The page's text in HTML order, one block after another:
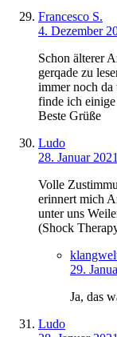
Francesco S.
4. Dezember
Schon älterer
gerqade zu
immer noch
finde ich
Beste Grüße
Ludo
28. Januar
Volle
erinnert mich
unter uns
(Shock
29.
Ja, das
Ludo